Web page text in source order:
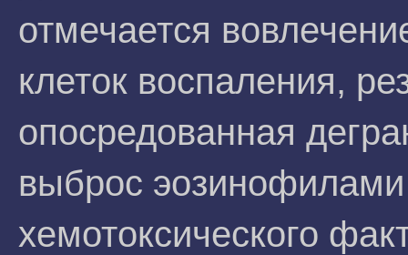
отмечается
клеток воспаления,
опосредованная
выброс
хемотоксического